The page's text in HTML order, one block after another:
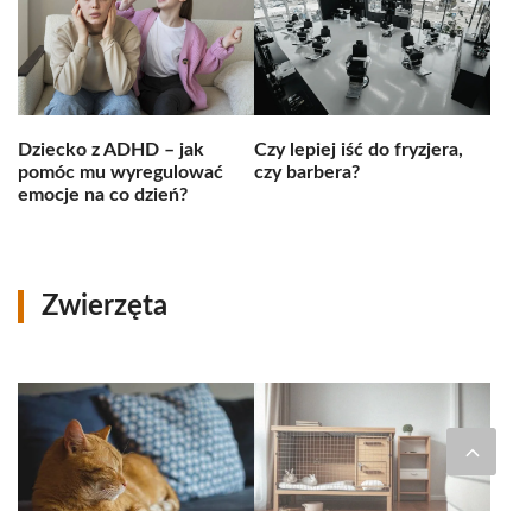
Dziecko z ADHD – jak
pomóc mu wyregulować
emocje na co dzień?
Czy lepiej iść do fryzjera,
czy barbera?
Zwierzęta